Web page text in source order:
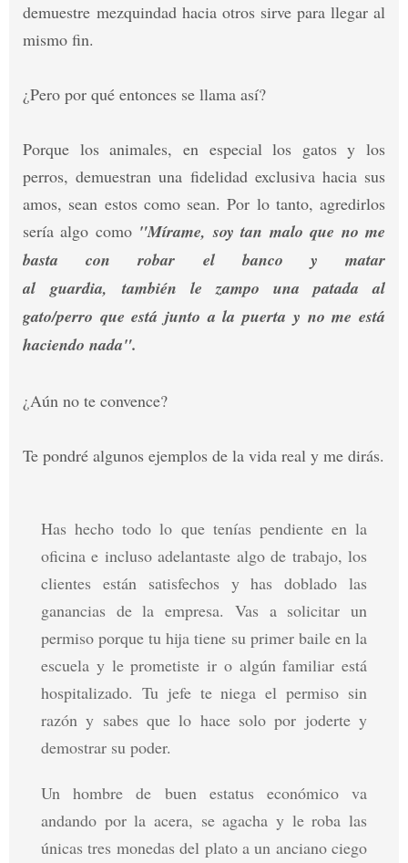
demuestre mezquindad hacia otros sirve para llegar al
mismo fin.
¿Pero por qué entonces se llama así?
Porque los animales, en especial los gatos y los
perros, demuestran una fidelidad exclusiva hacia sus
amos, sean estos como sean. Por lo tanto, agredirlos
sería algo como "Mírame, soy tan malo que no me
basta con robar el banco y matar
al guardia, también le zampo una patada al
gato/perro que está junto a la puerta y no me está
haciendo nada".
¿Aún no te convence?
Te pondré algunos ejemplos de la vida real y me dirás.
Has hecho todo lo que tenías pendiente en la
oficina e incluso adelantaste algo de trabajo, los
clientes están satisfechos y has doblado las
ganancias de la empresa. Vas a solicitar un
permiso porque tu hija tiene su primer baile en la
escuela y le prometiste ir o algún familiar está
hospitalizado. Tu jefe te niega el permiso sin
razón y sabes que lo hace solo por joderte y
demostrar su poder.
Un hombre de buen estatus económico va
andando por la acera, se agacha y le roba las
únicas tres monedas del plato a un anciano ciego